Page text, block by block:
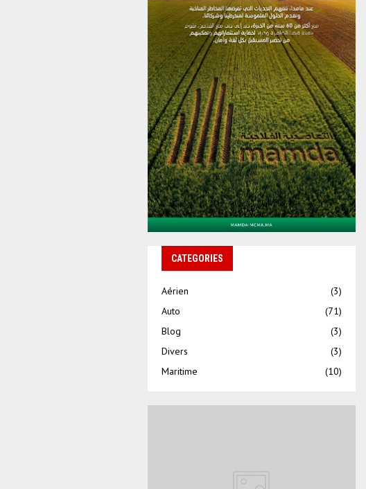
CATEGORIES
Aérien
(3)
Auto
(71)
Blog
(3)
Divers
(3)
Maritime
(10)